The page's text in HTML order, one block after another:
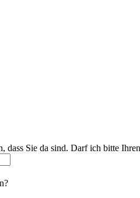
dass Sie da sind. Darf ich bitte